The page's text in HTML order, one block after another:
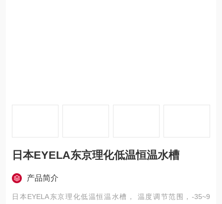
日本EYELA东京理化低温恒温水槽
产品简介
日本EYELA东京理化低温恒温水槽， 温度调节范围，-35~9